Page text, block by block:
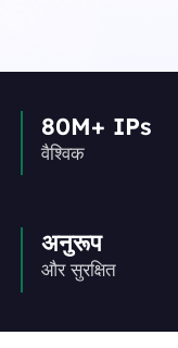
80M+ IPs
वैश्विक
अनुरूप
और सुरक्षित